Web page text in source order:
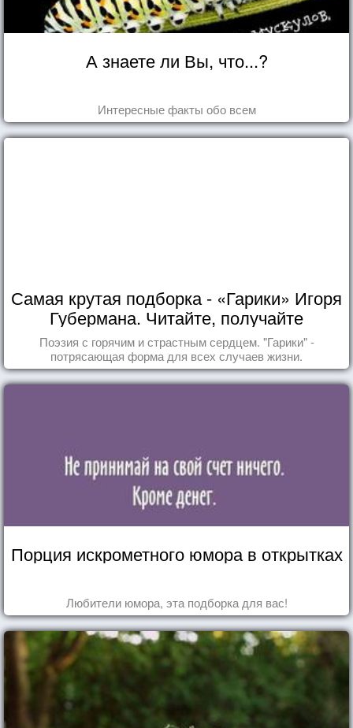
А знаете ли Вы, что...?
Интересные факты обо всем
Самая крутая подборка - «Гарики» Игоря
Губермана. Читайте, получайте
удовольствие!
Поэзия с горячим и страстным сердцем. "Гарики" -
потрясающая форма для всех случаев жизни.
Порция искрометного юмора в открытках
Любители юмора, эта подборка для вас!